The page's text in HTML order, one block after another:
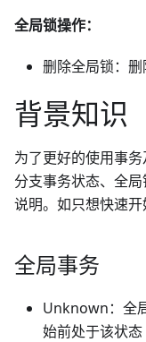
全局锁操作：
删除全局锁：
背景知识
为了更好的使用事务
分支事务状态、全
说明。如只想快速开
全局事务
Unknown：全
始前处于该状态